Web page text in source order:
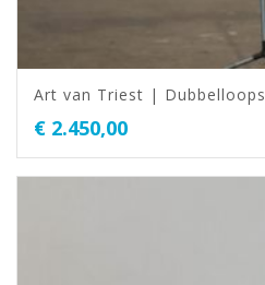
Art van Triest | Dubbelloops
€ 2.450,00